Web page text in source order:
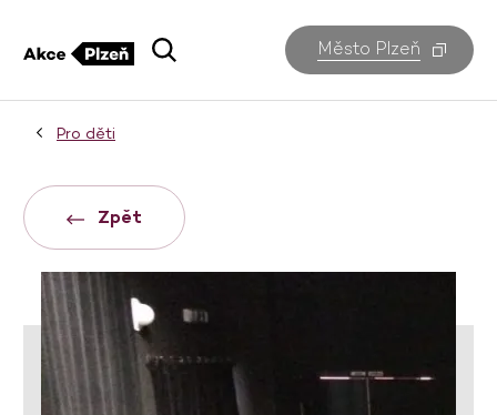
Město Plzeň
Pro děti
Zpět